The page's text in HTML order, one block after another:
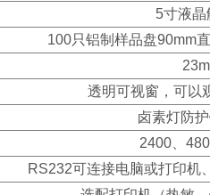
5寸液晶
100只铝制样品盘90mm
透明可视窗，可以
卤素灯防
2400、
RS232可连接电脑或打印机